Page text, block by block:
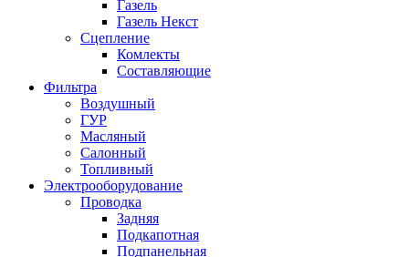
Газель
Газель Некст
Сцепление
Комлекты
Составляющие
Фильтра
Воздушный
ГУР
Масляный
Салонный
Топливный
Электрооборудование
Проводка
Задняя
Подкапотная
Подпанельная